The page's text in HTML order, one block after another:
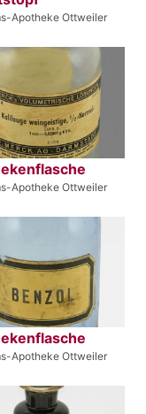
Apotheke Ottweiler
Apotheke Ottweiler
Apotheke Ottweiler